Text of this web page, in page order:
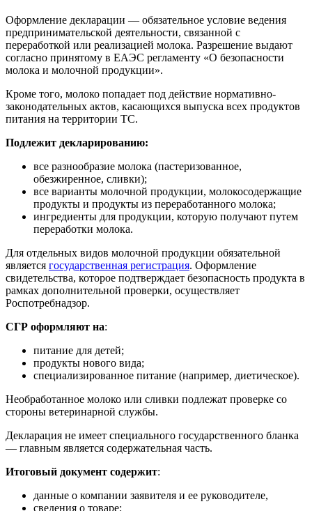
Оформление декларации — обязательное условие ведения
предпринимательской деятельности, связанной с
переработкой или реализацией молока. Разрешение выдают
согласно принятому в ЕАЭС регламенту «О безопасности
молока и молочной продукции».
Кроме того, молоко попадает под действие нормативно-
законодательных актов, касающихся выпуска всех продуктов
питания на территории ТС.
Подлежит декларированию:
все разнообразие молока (пастеризованное,
обезжиренное, сливки);
все варианты молочной продукции, молокосодержащие
продукты и продукты из переработанного молока;
ингредиенты для продукции, которую получают путем
переработки молока.
Для отдельных видов молочной продукции обязательной
является государственная регистрация. Оформление
свидетельства, которое подтверждает безопасность продукта в
рамках дополнительной проверки, осуществляет
Роспотребнадзор.
СГР оформляют на:
питание для детей;
продукты нового вида;
специализированное питание (например, диетическое).
Необработанное молоко или сливки подлежат проверке со
стороны ветеринарной службы.
Декларация не имеет специального государственного бланка
— главным является содержательная часть.
Итоговый документ содержит:
данные о компании заявителя и ее руководителе,
сведения о товаре;